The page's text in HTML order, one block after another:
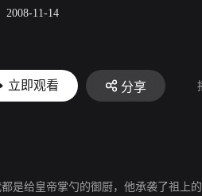
2008-11-14
立即观看 分享
是给皇帝掌勺的御厨，他承袭了祖上